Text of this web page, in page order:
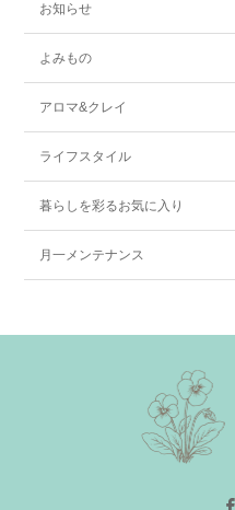
お知らせ
よみもの
アロマ&クレイ
ライフスタイル
暮らしを彩るお気に入り
月一メンテナンス